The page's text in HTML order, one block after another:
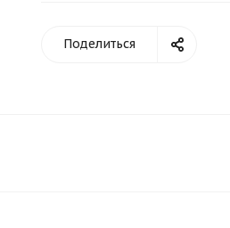
Поделиться